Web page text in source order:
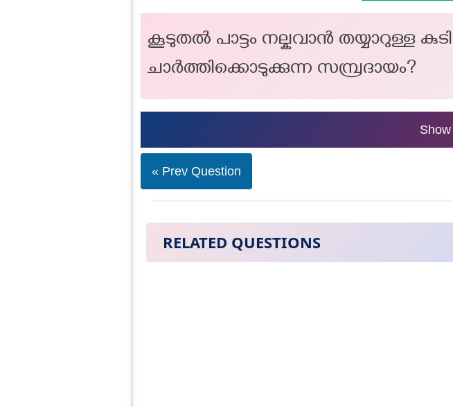
കൂടുതൽ പാട്ടം നല്കുവാൻ തയ്യാറുള്ള
ചാർത്തിക്കൊടുക്കുന്ന സമ്പ്രദായം?
« Prev Question
RELATED QUESTIONS